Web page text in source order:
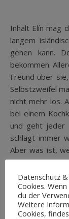
Inhalt Elín mag die Dunkelheit. Besonders, wenn sie in den
langem
gehen kann.
bekommen.
Freund über
Selbstzweifel
nicht mehr los.
bei einem
und geht jeder
schlägt immer
Aber was ist,
bleibt dann
Datenschutz
Cookies.
du der
Weitere
Cookies,